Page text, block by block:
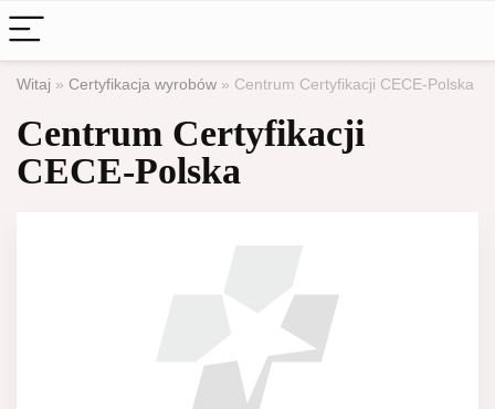
Witaj » Certyfikacja wyrobów » Centrum Certyfikacji CECE-Polska
Centrum Certyfikacji
CECE-Polska